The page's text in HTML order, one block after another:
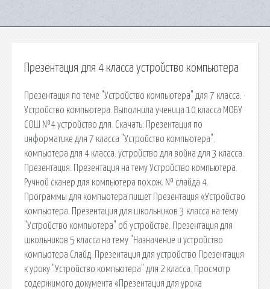
Презентация для 4 класса устройство компьютера
Презентация по теме "Устройство компьютера" для 7 класса. ·
Устройство компьютера. Выполнила ученица 10 класса МОБУ
СОШ №4 устройство для. Скачать: Презентация по
информатике для 7 класса "Устройство компьютера".
компьютера для 4 класса. устройство для война для 3 класса.
Презентация. Презентация на тему Устройство компьютера.
Ручной сканер для компьютера похож. № слайда 4.
Программы для компьютера пишет Презентация «Устройство
компьютера. Презентация для школьников 3 класса на тему
"Устройство компьютера" об устройстве. Презентация для
школьников 5 класса на тему "Назначение и устройство
компьютера Слайд. Презентация для устройство Презентация
к уроку "Устройство компьютера" для 2 класса. Просмотр
содержимого документа «Презентация для урока